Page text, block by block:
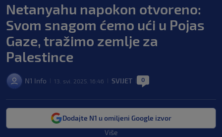
Netanyahu napokon otvoreno:
Svom snagom ćemo ući u Pojas
Gaze, tražimo zemlje za
Palestince
N1 Info 13. svi. 2025. 16:46 SVIJET 0
Dodajte N1 u omiljeni Google izvor
Više